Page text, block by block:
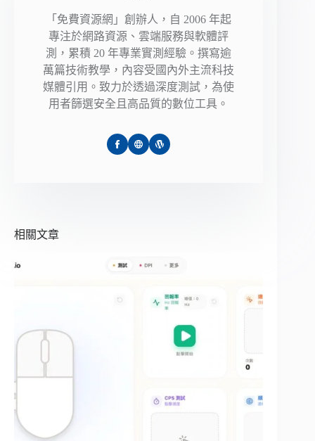
「免費資源網」創辦人，自 2006 年起
專注於網路資源、雲端服務與軟體評
測，累積 20 年專業實測經驗。撰寫逾
萬篇技術教學，內容受國內外主流科技
媒體引用。致力於透過深度測試，為使
用者篩選安全且高品質的數位工具。
相關文章